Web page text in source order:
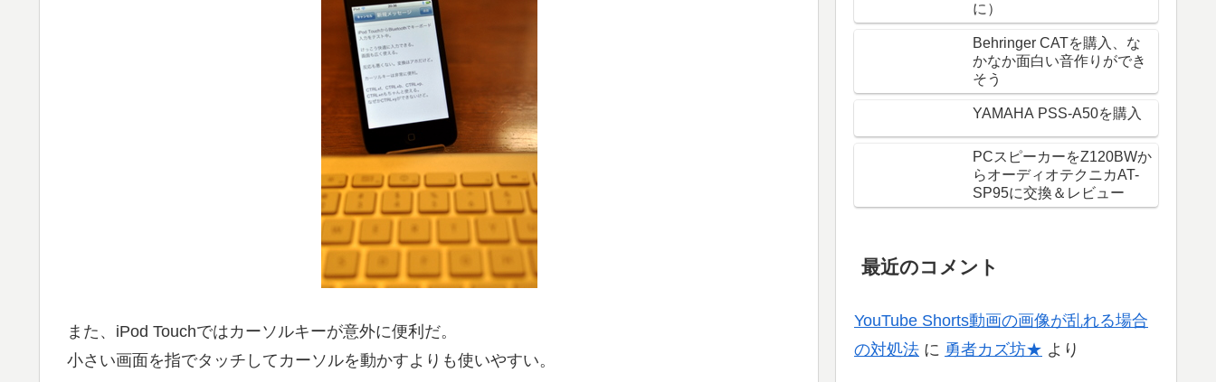
また、iPod Touchではカーソルキーが意外に便利だ。
小さい画面を指でタッチしてカーソルを動かすよりも使いやすい。
に）
Behringer CATを購入、な
かなか面白い音作りができ
そう
YAMAHA PSS-A50を購入
PCスピーカーをZ120BWか
らオーディオテクニカAT-
SP95に交換＆レビュー
最近のコメント
YouTube Shorts動画の画像が乱れる場合
の対処法 に 勇者カズ坊★ より